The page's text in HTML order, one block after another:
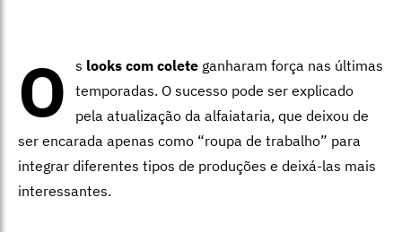
O s looks com colete ganharam força nas últimas
temporadas. O sucesso pode ser explicado
pela atualização da alfaiataria, que deixou de
ser encarada apenas como “roupa de trabalho” para
integrar diferentes tipos de produções e deixá-las mais
interessantes.